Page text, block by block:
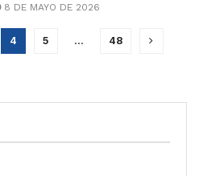
8 DE MAYO DE 2026
4 5 … 48